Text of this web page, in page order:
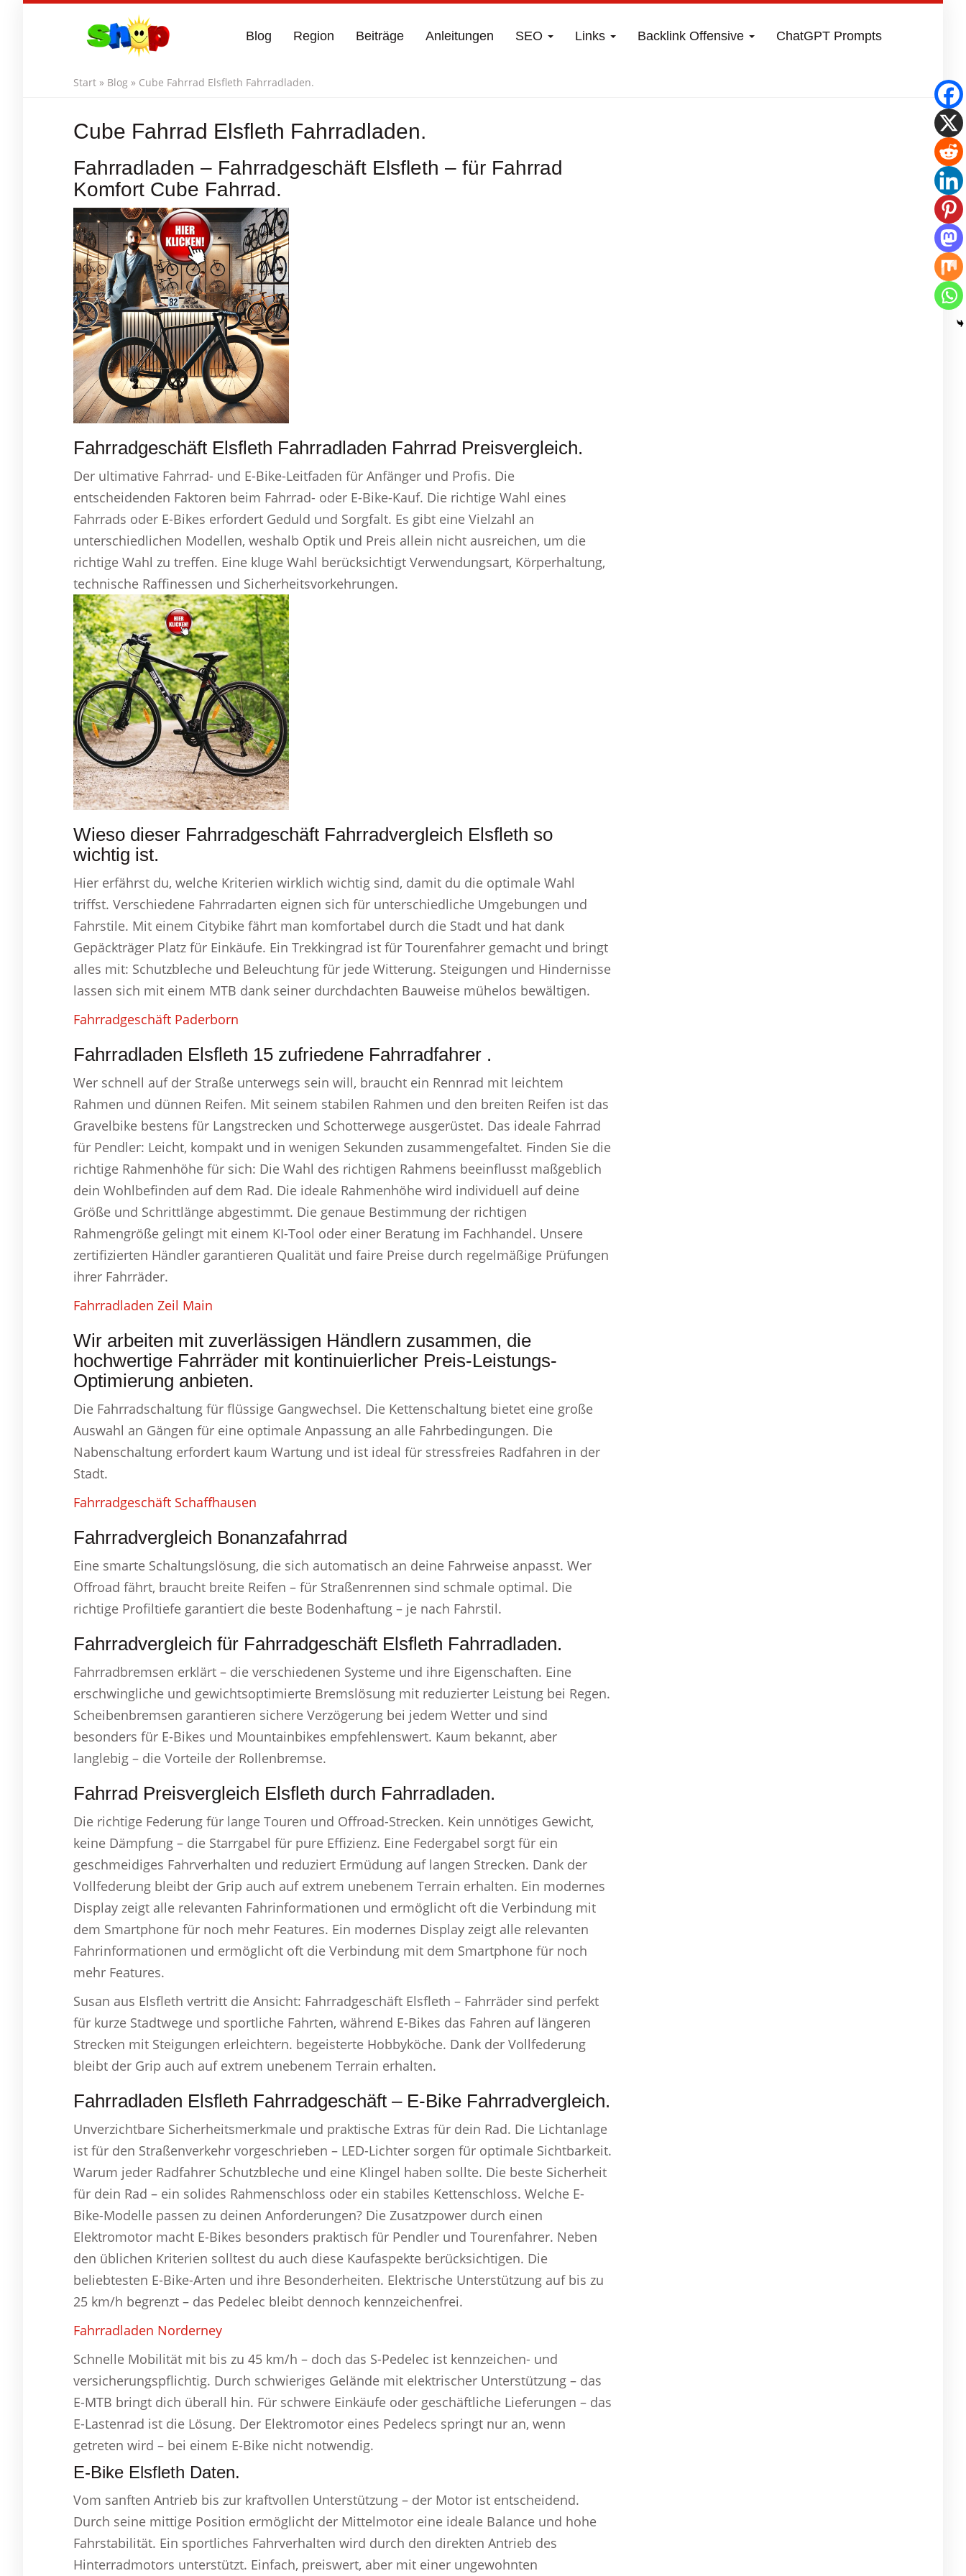
Blog Region Beiträge Anleitungen SEO Links Backlink Offensive ChatGPT Prompts
Start » Blog » Cube Fahrrad Elsfleth Fahrradladen.
Cube Fahrrad Elsfleth Fahrradladen.
Fahrradladen – Fahrradgeschäft Elsfleth – für Fahrrad
Komfort Cube Fahrrad.
Fahrradgeschäft Elsfleth Fahrradladen Fahrrad Preisvergleich.
Der ultimative Fahrrad- und E-Bike-Leitfaden für Anfänger und Profis. Die
entscheidenden Faktoren beim Fahrrad- oder E-Bike-Kauf. Die richtige Wahl eines
Fahrrads oder E-Bikes erfordert Geduld und Sorgfalt. Es gibt eine Vielzahl an
unterschiedlichen Modellen, weshalb Optik und Preis allein nicht ausreichen, um die
richtige Wahl zu treffen. Eine kluge Wahl berücksichtigt Verwendungsart, Körperhaltung,
technische Raffinessen und Sicherheitsvorkehrungen.
Wieso dieser Fahrradgeschäft Fahrradvergleich Elsfleth so
wichtig ist.
Hier erfährst du, welche Kriterien wirklich wichtig sind, damit du die optimale Wahl
triffst. Verschiedene Fahrradarten eignen sich für unterschiedliche Umgebungen und
Fahrstile. Mit einem Citybike fährt man komfortabel durch die Stadt und hat dank
Gepäckträger Platz für Einkäufe. Ein Trekkingrad ist für Tourenfahrer gemacht und bringt
alles mit: Schutzbleche und Beleuchtung für jede Witterung. Steigungen und Hindernisse
lassen sich mit einem MTB dank seiner durchdachten Bauweise mühelos bewältigen.
Fahrradgeschäft Paderborn
Fahrradladen Elsfleth 15 zufriedene Fahrradfahrer .
Wer schnell auf der Straße unterwegs sein will, braucht ein Rennrad mit leichtem
Rahmen und dünnen Reifen. Mit seinem stabilen Rahmen und den breiten Reifen ist das
Gravelbike bestens für Langstrecken und Schotterwege ausgerüstet. Das ideale Fahrrad
für Pendler: Leicht, kompakt und in wenigen Sekunden zusammengefaltet. Finden Sie die
richtige Rahmenhöhe für sich: Die Wahl des richtigen Rahmens beeinflusst maßgeblich
dein Wohlbefinden auf dem Rad. Die ideale Rahmenhöhe wird individuell auf deine
Größe und Schrittlänge abgestimmt. Die genaue Bestimmung der richtigen
Rahmengröße gelingt mit einem KI-Tool oder einer Beratung im Fachhandel. Unsere
zertifizierten Händler garantieren Qualität und faire Preise durch regelmäßige Prüfungen
ihrer Fahrräder.
Fahrradladen Zeil Main
Wir arbeiten mit zuverlässigen Händlern zusammen, die
hochwertige Fahrräder mit kontinuierlicher Preis-Leistungs-
Optimierung anbieten.
Die Fahrradschaltung für flüssige Gangwechsel. Die Kettenschaltung bietet eine große
Auswahl an Gängen für eine optimale Anpassung an alle Fahrbedingungen. Die
Nabenschaltung erfordert kaum Wartung und ist ideal für stressfreies Radfahren in der
Stadt.
Fahrradgeschäft Schaffhausen
Fahrradvergleich Bonanzafahrrad
Eine smarte Schaltungslösung, die sich automatisch an deine Fahrweise anpasst. Wer
Offroad fährt, braucht breite Reifen – für Straßenrennen sind schmale optimal. Die
richtige Profiltiefe garantiert die beste Bodenhaftung – je nach Fahrstil.
Fahrradvergleich für Fahrradgeschäft Elsfleth Fahrradladen.
Fahrradbremsen erklärt – die verschiedenen Systeme und ihre Eigenschaften. Eine
erschwingliche und gewichtsoptimierte Bremslösung mit reduzierter Leistung bei Regen.
Scheibenbremsen garantieren sichere Verzögerung bei jedem Wetter und sind
besonders für E-Bikes und Mountainbikes empfehlenswert. Kaum bekannt, aber
langlebig – die Vorteile der Rollenbremse.
Fahrrad Preisvergleich Elsfleth durch Fahrradladen.
Die richtige Federung für lange Touren und Offroad-Strecken. Kein unnötiges Gewicht,
keine Dämpfung – die Starrgabel für pure Effizienz. Eine Federgabel sorgt für ein
geschmeidiges Fahrverhalten und reduziert Ermüdung auf langen Strecken. Dank der
Vollfederung bleibt der Grip auch auf extrem unebenem Terrain erhalten. Ein modernes
Display zeigt alle relevanten Fahrinformationen und ermöglicht oft die Verbindung mit
dem Smartphone für noch mehr Features. Ein modernes Display zeigt alle relevanten
Fahrinformationen und ermöglicht oft die Verbindung mit dem Smartphone für noch
mehr Features.
Susan aus Elsfleth vertritt die Ansicht: Fahrradgeschäft Elsfleth – Fahrräder sind perfekt
für kurze Stadtwege und sportliche Fahrten, während E-Bikes das Fahren auf längeren
Strecken mit Steigungen erleichtern. begeisterte Hobbyköche. Dank der Vollfederung
bleibt der Grip auch auf extrem unebenem Terrain erhalten.
Fahrradladen Elsfleth Fahrradgeschäft – E-Bike Fahrradvergleich.
Unverzichtbare Sicherheitsmerkmale und praktische Extras für dein Rad. Die Lichtanlage
ist für den Straßenverkehr vorgeschrieben – LED-Lichter sorgen für optimale Sichtbarkeit.
Warum jeder Radfahrer Schutzbleche und eine Klingel haben sollte. Die beste Sicherheit
für dein Rad – ein solides Rahmenschloss oder ein stabiles Kettenschloss. Welche E-
Bike-Modelle passen zu deinen Anforderungen? Die Zusatzpower durch einen
Elektromotor macht E-Bikes besonders praktisch für Pendler und Tourenfahrer. Neben
den üblichen Kriterien solltest du auch diese Kaufaspekte berücksichtigen. Die
beliebtesten E-Bike-Arten und ihre Besonderheiten. Elektrische Unterstützung auf bis zu
25 km/h begrenzt – das Pedelec bleibt dennoch kennzeichenfrei.
Fahrradladen Norderney
Schnelle Mobilität mit bis zu 45 km/h – doch das S-Pedelec ist kennzeichen- und
versicherungspflichtig. Durch schwieriges Gelände mit elektrischer Unterstützung – das
E-MTB bringt dich überall hin. Für schwere Einkäufe oder geschäftliche Lieferungen – das
E-Lastenrad ist die Lösung. Der Elektromotor eines Pedelecs springt nur an, wenn
getreten wird – bei einem E-Bike nicht notwendig.
E-Bike Elsfleth Daten.
Vom sanften Antrieb bis zur kraftvollen Unterstützung – der Motor ist entscheidend.
Durch seine mittige Position ermöglicht der Mittelmotor eine ideale Balance und hohe
Fahrstabilität. Ein sportliches Fahrverhalten wird durch den direkten Antrieb des
Hinterradmotors unterstützt. Einfach, preiswert, aber mit einer ungewohnten